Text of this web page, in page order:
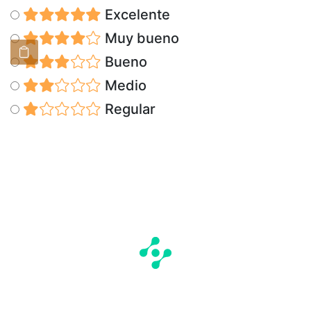
Excelente
Muy bueno
Bueno
Medio
Regular